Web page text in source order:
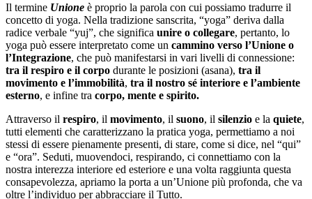
Il termine Unione è proprio la parola con cui possiamo tradurre il
concetto di yoga. Nella tradizione sanscrita, “yoga” deriva dalla
radice verbale “yuj”, che significa unire o collegare, pertanto, lo
yoga può essere interpretato come un cammino verso l’Unione o
l’Integrazione, che può manifestarsi in vari livelli di connessione:
tra il respiro e il corpo durante le posizioni (asana), tra il
movimento e l’immobilità, tra il nostro sé interiore e l’ambiente
esterno, e infine tra corpo, mente e spirito.
Attraverso il respiro, il movimento, il suono, il silenzio e la quiete,
tutti elementi che caratterizzano la pratica yoga, permettiamo a noi
stessi di essere pienamente presenti, di stare, come si dice, nel “qui”
e “ora”. Seduti, muovendoci, respirando, ci connettiamo con la
nostra interezza interiore ed esteriore e una volta raggiunta questa
consapevolezza, apriamo la porta a un’Unione più profonda, che va
oltre l’individuo per abbracciare il Tutto.